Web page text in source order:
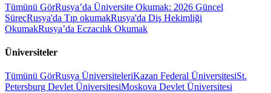
Tümünü GörRusya’da Üniversite Okumak: 2026 Güncel
SüreçRusya'da Tıp okumakRusya'da Diş Hekimliği
OkumakRusya’da Eczacılık Okumak
Üniversiteler
Tümünü GörRusya ÜniversiteleriKazan Federal ÜniversitesiSt.
Petersburg Devlet ÜniversitesiMoskova Devlet Üniversitesi